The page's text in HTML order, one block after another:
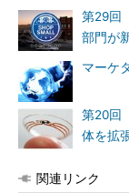
第29回
部門が
マーケ
第20回
体を拡
関連リンク